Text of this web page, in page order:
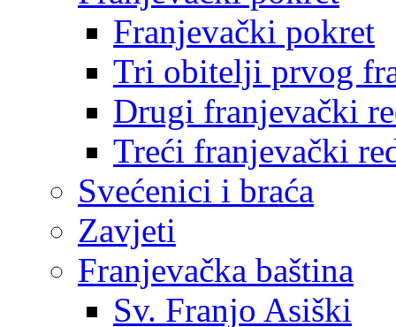
Franjevački pokret
Tri obitelji prvog
Drugi franjevački
Treći franjevački
Svećenici i braća
Zavjeti
Franjevačka baština
Sv. Franjo Asiški